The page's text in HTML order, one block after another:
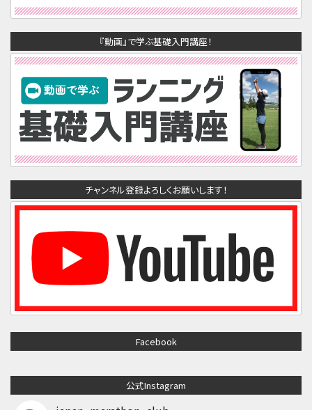
『動画』で学ぶ基礎入門講座！
チャンネル登録よろしくお願いします！
Facebook
公式Instagram